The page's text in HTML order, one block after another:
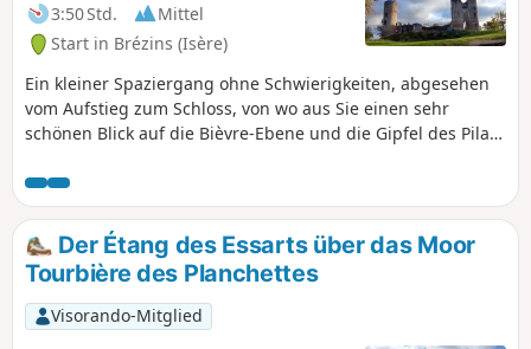
3:50 Std.
Mittel
Start in Brézins (Isère)
Ein kleiner Spaziergang ohne Schwierigkeiten, abgesehen
vom Aufstieg zum Schloss, von wo aus Sie einen sehr
schönen Blick auf die Bièvre-Ebene und die Gipfel des Pilat
Der Étang des Essarts über das Moor
Tourbière des Planchettes
Visorando-Mitglied